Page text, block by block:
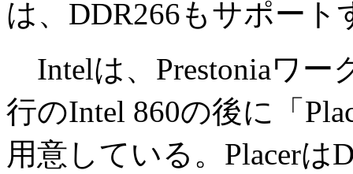
は、DDR266もサポート
Intelは、Prestoniaワー
行のIntel 860の後に「
用意している。Placerは